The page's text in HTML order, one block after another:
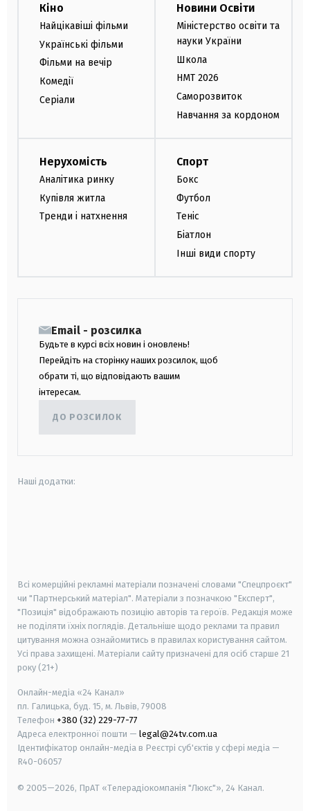
Кіно
Найцікавіші фільми
Українські фільми
Фільми на вечір
Комедії
Серіали
Новини Освіти
Міністерство освіти та
науки України
Школа
НМТ 2026
Саморозвиток
Навчання за кордоном
Нерухомість
Аналітика ринку
Купівля житла
Тренди і натхнення
Спорт
Бокс
Футбол
Теніс
Біатлон
Інші види спорту
Email - розсилка
Будьте в курсі всіх новин і оновлень!
Перейдіть на сторінку наших розсилок, щоб
обрати ті, що відповідають вашим
інтересам.
ДО РОЗСИЛОК
Наші додатки:
Всі комерційні рекламні матеріали позначені словами "Спецпроєкт"
чи "Партнерський матеріал". Матеріали з позначкою "Експерт",
"Позиція" відображають позицію авторів та героїв. Редакція може
не поділяти їхніх поглядів. Детальніше щодо реклами та правил
цитування можна ознайомитись в правилах користування сайтом.
Усі права захищені. Матеріали сайту призначені для осіб старше 21
року (21+)
Онлайн-медіа «24 Канал»
пл. Галицька, буд. 15, м. Львів, 79008
Телефон +380 (32) 229-77-77
Адреса електронної пошти — legal@24tv.com.ua
Ідентифікатор онлайн-медіа в Реєстрі суб'єктів у сфері медіа —
R40-06057
© 2005—2026, ПрАТ «Телерадіокомпанія "Люкс"», 24 Канал.